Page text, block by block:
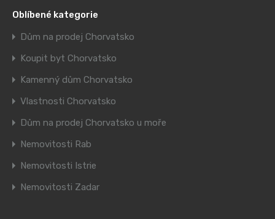
Oblíbené kategorie
Dům na prodej Chorvatsko
Koupit byt Chorvatsko
Kamenný dům Chorvatsko
Vlastnosti Chorvatsko
Dům na prodej Chorvatsko u moře
Nemovitosti Rab
Nemovitosti Istrie
Nemovitosti Zadar